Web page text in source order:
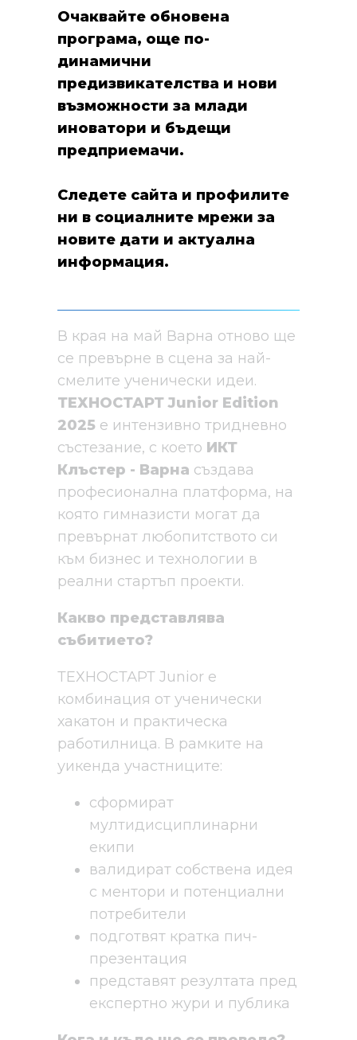
Очаквайте обновена
програма, още по-
динамични
предизвикателства и нови
възможности за млади
иноватори и бъдещи
предприемачи.
Следете сайта и профилите
ни в социалните мрежи за
новите дати и актуална
информация.
В края на май Варна отново ще
се превърне в сцена за най-
смелите ученически идеи.
ТЕХНОСТАРТ Junior Edition
2025 е интензивно тридневно
състезание, с което ИКТ
Клъстер - Варна създава
професионална платформа, на
която гимназисти могат да
превърнат любопитството си
към бизнес и технологии в
реални стартъп проекти.
Какво представлява
събитието?
ТЕХНОСТАРТ Junior е
комбинация от ученически
хакатон и практическа
работилница. В рамките на
уикенда участниците:
сформират
мултидисциплинарни
екипи
валидират собствена идея
с ментори и потенциални
потребители
подготвят кратка пич-
презентация
представят резултата пред
експертно жури и публика